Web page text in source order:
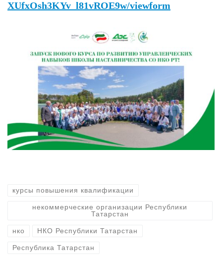
XUfxOsh3KYv_l81vROE9w/viewform
курсы повышения квалификации
некоммерческие организации Республики
Татарстан
нко НКО Республики Татарстан
Республика Татарстан